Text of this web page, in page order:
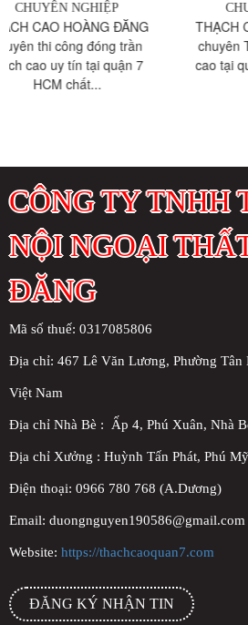
CHUYÊN NGHIỆP
THẠCH CAO HOÀNG ĐĂNG
chuyên Thi công trần thạch
cao tại quận 6, dịch vụ đóng
CÔNG TY TNHH
NỘI NGOẠI
ĐĂNG
Mã số thuế: 0317085806
Địa chỉ: 467 Lê Văn Lương, Phường
Việt Nam
Địa chỉ Nhà Bè : Ấp 4, Phú Xuân, Nhà
Địa chỉ Xưởng : Huỳnh Tấn Phát, Phú
Điện thoại: 0966 780 768 (A.Dương)
Email: duongnguyen190586@gmail.com
Website: https://thachcaoquan7.com
ĐĂNG KÝ NHẬN TIN